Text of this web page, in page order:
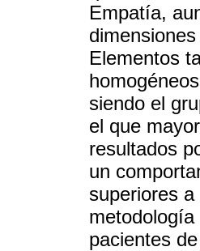
Empatía,
Elementos
siendo el
el que
resultados
un
superiores
pacientes